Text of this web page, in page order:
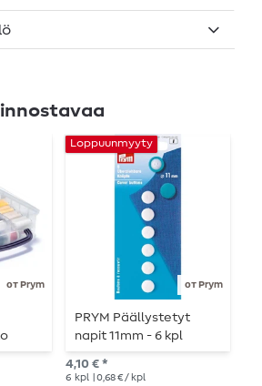
от Prym от Prym
Loppuunmyyty
PRYM Päällystetyt
napit 11mm - 6 kpl
4,10 € *
6 kpl | 0,68 € / kpl